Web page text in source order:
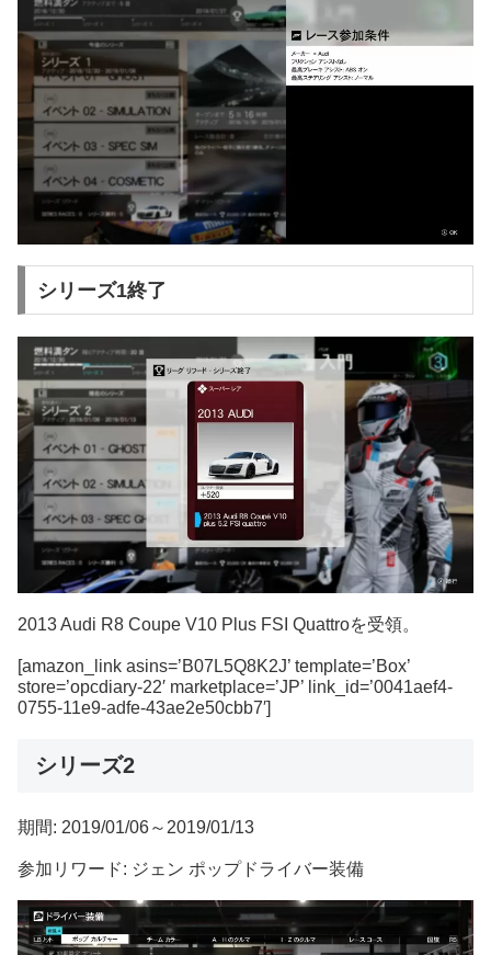
シリーズ1終了
2013 Audi R8 Coupe V10 Plus FSI Quattroを受領。
[amazon_link asins=’B07L5Q8K2J’ template=’Box’
store=’opcdiary-22′ marketplace=’JP’ link_id=’0041aef4-
0755-11e9-adfe-43ae2e50cbb7′]
シリーズ2
期間: 2019/01/06～2019/01/13
参加リワード: ジェン ポップドライバー装備